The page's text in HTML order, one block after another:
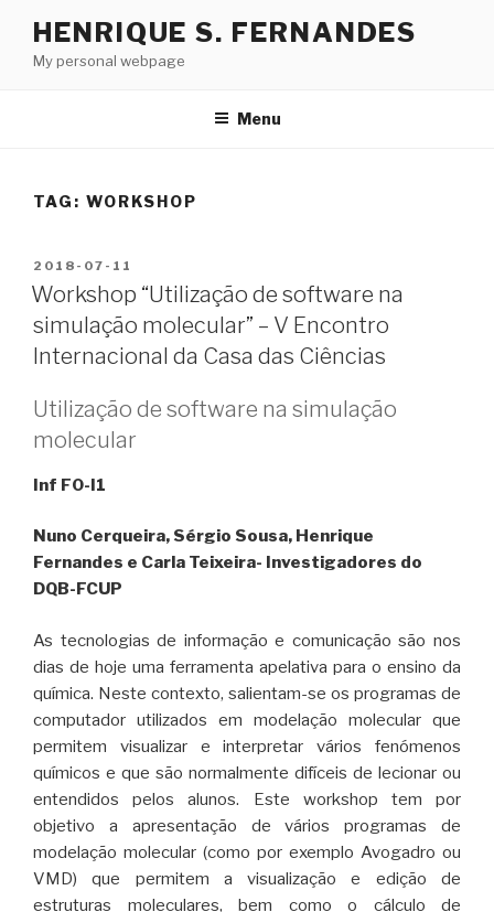
content
HENRIQUE S. FERNANDES
My personal webpage
Menu
TAG: WORKSHOP
POSTED
ON
2018-07-11
Workshop “Utilização de software na
simulação molecular” – V Encontro
Internacional da Casa das Ciências
Utilização de software na simulação
molecular
Inf F0-I1
Nuno Cerqueira, Sérgio Sousa, Henrique
Fernandes e Carla Teixeira- Investigadores do
DQB-FCUP
As tecnologias de informação e comunicação são nos
dias de hoje uma ferramenta apelativa para o ensino da
química. Neste contexto, salientam-se os programas de
computador utilizados em modelação molecular que
permitem visualizar e interpretar vários fenómenos
químicos e que são normalmente difíceis de lecionar ou
entendidos pelos alunos. Este workshop tem por
objetivo a apresentação de vários programas de
modelação molecular (como por exemplo Avogadro ou
VMD) que permitem a visualização e edição de
estruturas moleculares, bem como o cálculo de